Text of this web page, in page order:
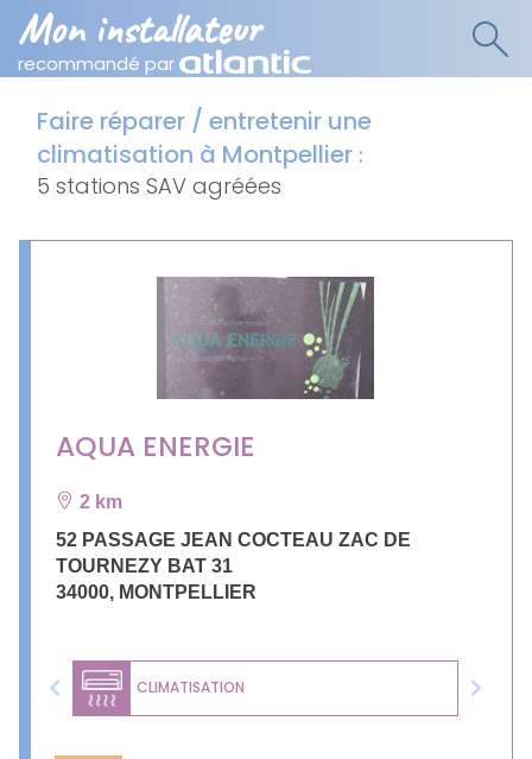
Mon installateur
recommandé par
Faire réparer / entretenir une
climatisation à Montpellier :
5 stations SAV agréées
AQUA ENERGIE
2 km
52 PASSAGE JEAN COCTEAU ZAC DE
TOURNEZY BAT 31
34000, MONTPELLIER
CLIMATISATION
Previous Next